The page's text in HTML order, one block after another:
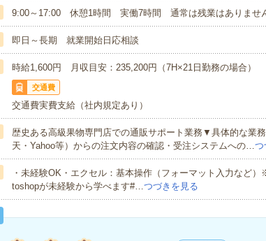
9:00～17:00 休憩1時間 実働7時間 通常は残業はありませ
即日～長期 就業開始日応相談
時給1,600円 月収目安：235,200円（7H×21日勤務の場合）
交通費
交通費実費支給（社内規定あり）
歴史ある高級果物専門店での通販サポート業務▼具体的な業
天・Yahoo等）からの注文内容の確認・受注システムへの…つ
・未経験OK・エクセル：基本操作（フォーマット入力など
toshopが未経験から学べます#…つづきを見る